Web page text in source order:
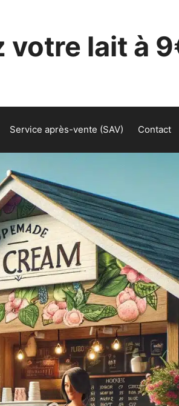
votre lait à
Service après-vente (SAV) Contact